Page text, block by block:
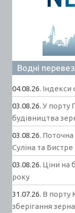
Водні
04.08.26. Індекси
03.08.26. У порту
будівництва
03.08.26. Поточна
Суліна та Бистре
03.08.26. Ціни на
року
31.07.26. В порту
зберігання зерна